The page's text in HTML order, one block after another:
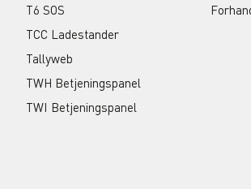
T6 SOS
TCC Ladestander
Tallyweb
TWH Betjeningspanel
TWI Betjeningspanel